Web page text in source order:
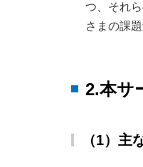
つ、それ
さまの課
2.本サ
（1）主